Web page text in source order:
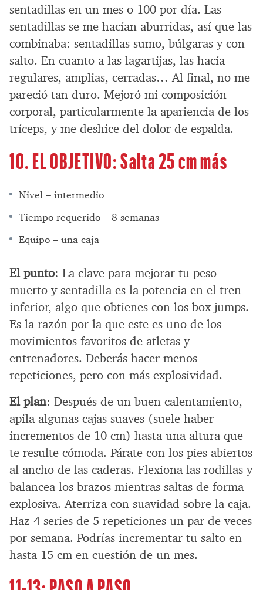
sentadillas en un mes o 100 por día. Las
sentadillas se me hacían aburridas, así que las
combinaba: sentadillas sumo, búlgaras y con
salto. En cuanto a las lagartijas, las hacía
regulares, amplias, cerradas… Al final, no me
pareció tan duro. Mejoró mi composición
corporal, particularmente la apariencia de los
tríceps, y me deshice del dolor de espalda.
10. EL OBJETIVO: Salta 25 cm más
Nivel – intermedio
Tiempo requerido – 8 semanas
Equipo – una caja
El punto: La clave para mejorar tu peso
muerto y sentadilla es la potencia en el tren
inferior, algo que obtienes con los box jumps.
Es la razón por la que este es uno de los
movimientos favoritos de atletas y
entrenadores. Deberás hacer menos
repeticiones, pero con más explosividad.
El plan: Después de un buen calentamiento,
apila algunas cajas suaves (suele haber
incrementos de 10 cm) hasta una altura que
te resulte cómoda. Párate con los pies abiertos
al ancho de las caderas. Flexiona las rodillas y
balancea los brazos mientras saltas de forma
explosiva. Aterriza con suavidad sobre la caja.
Haz 4 series de 5 repeticiones un par de veces
por semana. Podrías incrementar tu salto en
hasta 15 cm en cuestión de un mes.